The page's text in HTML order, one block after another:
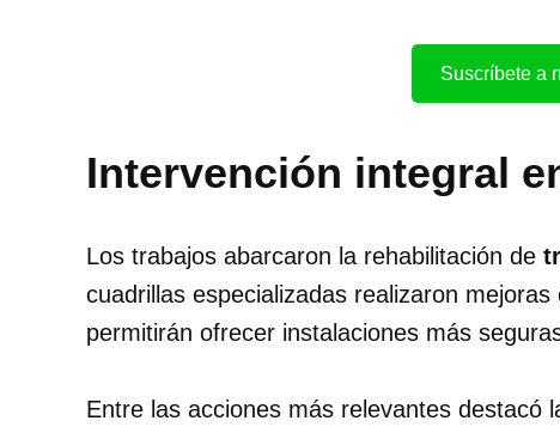
Suscríbete a
Intervención integral
Los trabajos abarcaron la rehabilitación de
cuadrillas especializadas realizaron
permitirán ofrecer instalaciones más
Entre las acciones más relevantes destacó